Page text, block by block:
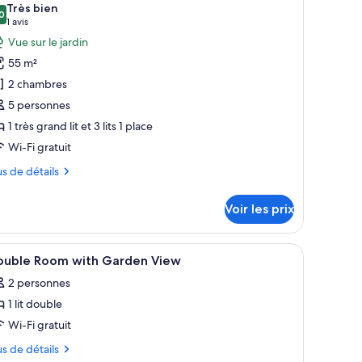
:
sur 10
Très bien
1 avis
(1 avis)
Vue sur le jardin
55 m²
2 chambres
5 personnes
1 très grand lit et 3 lits 1 place
Wi-Fi gratuit
de détails
Voir les prix
avec des chaises longues, des parasols et une table sur laquelle se
Articles gratuits dans le mini-bar, coffres-
2 Room with Garden View
2 personnes
1 lit double
Wi-Fi gratuit
de détails